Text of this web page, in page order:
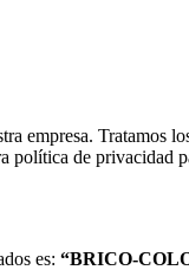
empresa. Tratamos
de
es: “BRICO-